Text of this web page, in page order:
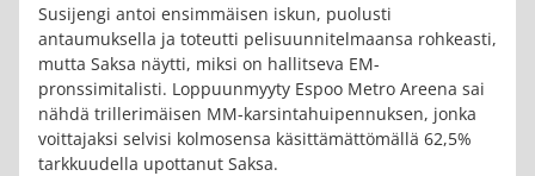
Susijengi antoi ensimmäisen iskun, puolusti
antaumuksella ja toteutti pelisuunnitelmaansa rohkeasti,
mutta Saksa näytti, miksi on hallitseva EM-
pronssimitalisti. Loppuunmyyty Espoo Metro Areena sai
nähdä trillerimäisen MM-karsintahuipennuksen, jonka
voittajaksi selvisi kolmosensa käsittämättömällä 62,5%
tarkkuudella upottanut Saksa.